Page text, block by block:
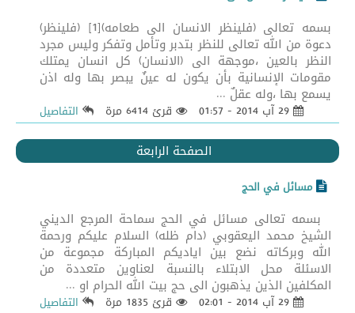
بسمه تعالى (فلينظر الانسان الى طعامه)[1] (فلينظر)
دعوة من الله تعالى للنظر بتدبر وتأمل وتفكر وليس مجرد
النظر بالعين ،موجهة الى (الانسان) كل انسان يمتلك
مقومات الإنسانية بأن يكون له عينٌ يبصر بها وله اذن
يسمع بها ،وله عقلٌ ...
قرئ 6414 مرة التفاصيل
الصفحة الرابعة
مسائل في الحج
بسمه تعالى مسائل في الحج سماحة المرجع الديني
الشيخ محمد اليعقوبي (دام ظله) السلام عليكم ورحمة
الله وبركاته نضع بين اياديكم المباركة مجموعة من
الاسئلة محل الابتلاء بالنسبة لعناوين متعددة من
المكلفين الذين يذهبون الى حج بيت الله الحرام او ...
قرئ 1835 مرة
التفاصيل